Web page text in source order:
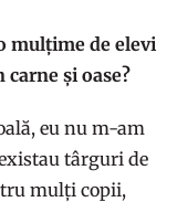
mulțime de elevi
și oase?
eu nu m-am
târguri de
mulți copii,